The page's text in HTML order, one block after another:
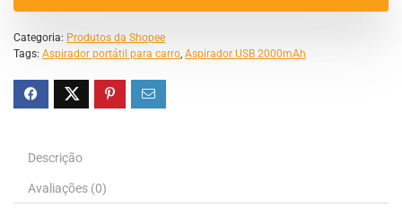
Categoria: Produtos da Shopee
Tags: Aspirador portátil para carro, Aspirador USB 2000mAh
Descrição
Avaliações (0)